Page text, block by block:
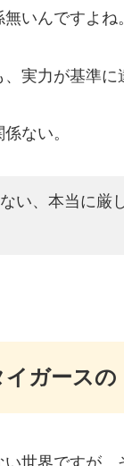
いんですよね。
実力が基準
ない。
い、本当に厳
ガースの
い世界ですが